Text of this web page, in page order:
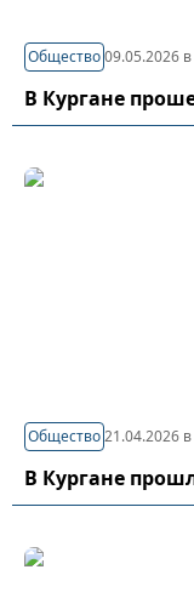
Общество09.05.2026
В Кургане
Общество21.04.2026 в
В Кургане